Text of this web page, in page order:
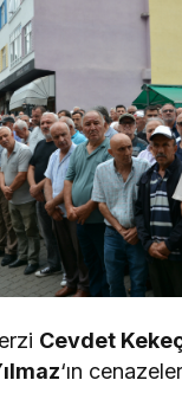
Cevdet
‘ın